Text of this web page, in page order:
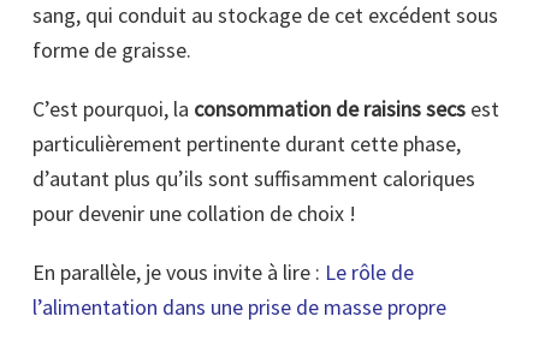
sang, qui conduit au stockage de cet excédent sous
forme de graisse.
C’est pourquoi, la consommation de raisins secs est
particulièrement pertinente durant cette phase,
d’autant plus qu’ils sont suffisamment caloriques
pour devenir une collation de choix !
En parallèle, je vous invite à lire : Le rôle de
l’alimentation dans une prise de masse propre